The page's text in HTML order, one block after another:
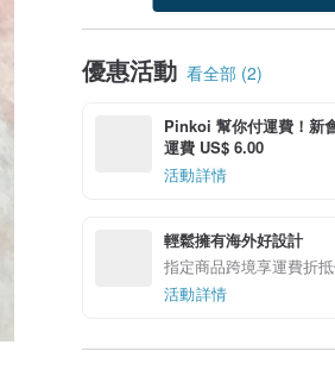
優惠活動 看全部 (2)
Pinkoi 幫你付運費！新
運費 US$ 6.00
活動詳情
輕鬆擁有海外好設計
指定商品跨境享運費折
活動詳情